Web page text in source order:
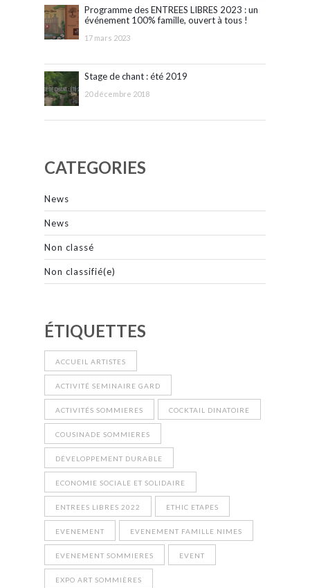
Programme des ENTREES LIBRES 2023 : un
événement 100% famille, ouvert à tous !
17 mars 2023
Stage de chant : été 2019
20 décembre 2018
CATEGORIES
News
News
Non classé
Non classifié(e)
ÉTIQUETTES
ACCUEIL ARTISTES
ACTIVITÉ SEMINAIRE GARD
ACTIVITÉS SOMMIERES COCKTAIL DINATOIRE
COUSINADE SOMMIERES
DÉVELOPPEMENT DURABLE
ECONOMIE SOCIALE ET SOLIDAIRE
ENTREES LIBRES 2022 ETHIC ETAPES
EVENEMENT EVENEMENT FAMILLE NIMES
EVENEMENT SOMMIERES EVENT
EXPO ART SOMMIÈRES